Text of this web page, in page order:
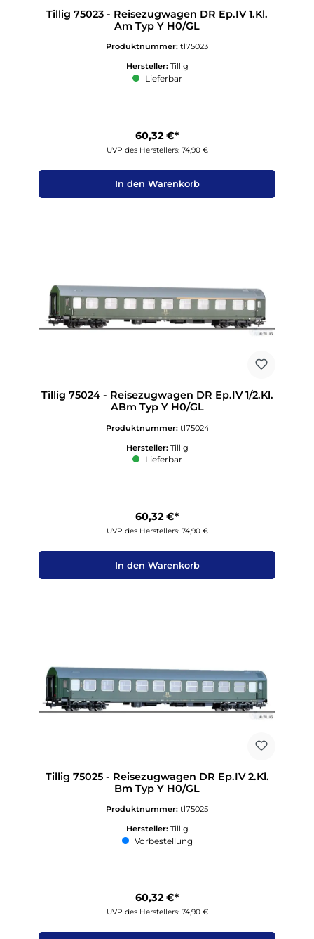
Tillig 75023 - Reisezugwagen DR Ep.IV 1.Kl.
Am Typ Y H0/GL
Produktnummer: tl75023
Hersteller: Tillig
Lieferbar
60,32 €*
UVP des Herstellers: 74,90 €
In den Warenkorb
Tillig 75024 - Reisezugwagen DR Ep.IV 1/2.Kl.
ABm Typ Y H0/GL
Produktnummer: tl75024
Hersteller: Tillig
Lieferbar
60,32 €*
UVP des Herstellers: 74,90 €
In den Warenkorb
Tillig 75025 - Reisezugwagen DR Ep.IV 2.Kl.
Bm Typ Y H0/GL
Produktnummer: tl75025
Hersteller: Tillig
Vorbestellung
60,32 €*
UVP des Herstellers: 74,90 €